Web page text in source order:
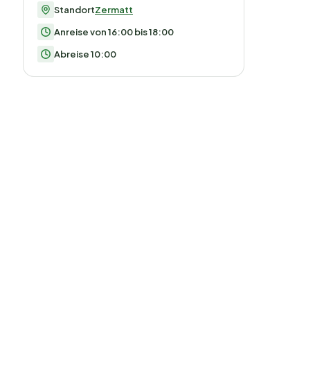
StandortZermatt
Anreise von 16:00 bis 18:00
Abreise 10:00